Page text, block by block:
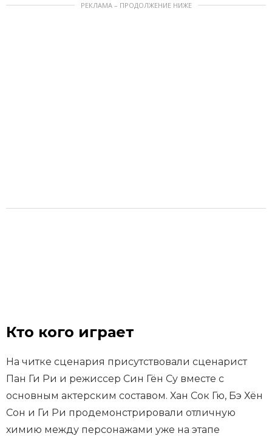
РЕКЛАМА – ПРОДОЛЖЕНИЕ НИЖЕ
Кто кого играет
На читке сценария присутствовали сценарист
Пан Ги Ри и режиссер Син Гён Су вместе с
основным актерским составом. Хан Сок Гю, Бэ Хён
Сон и Ги Ри продемонстрировали отличную
химию между персонажами уже на этапе